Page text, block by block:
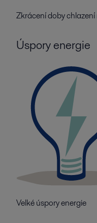
Zkrácení doby
Úspory energie
Velké úspory energie